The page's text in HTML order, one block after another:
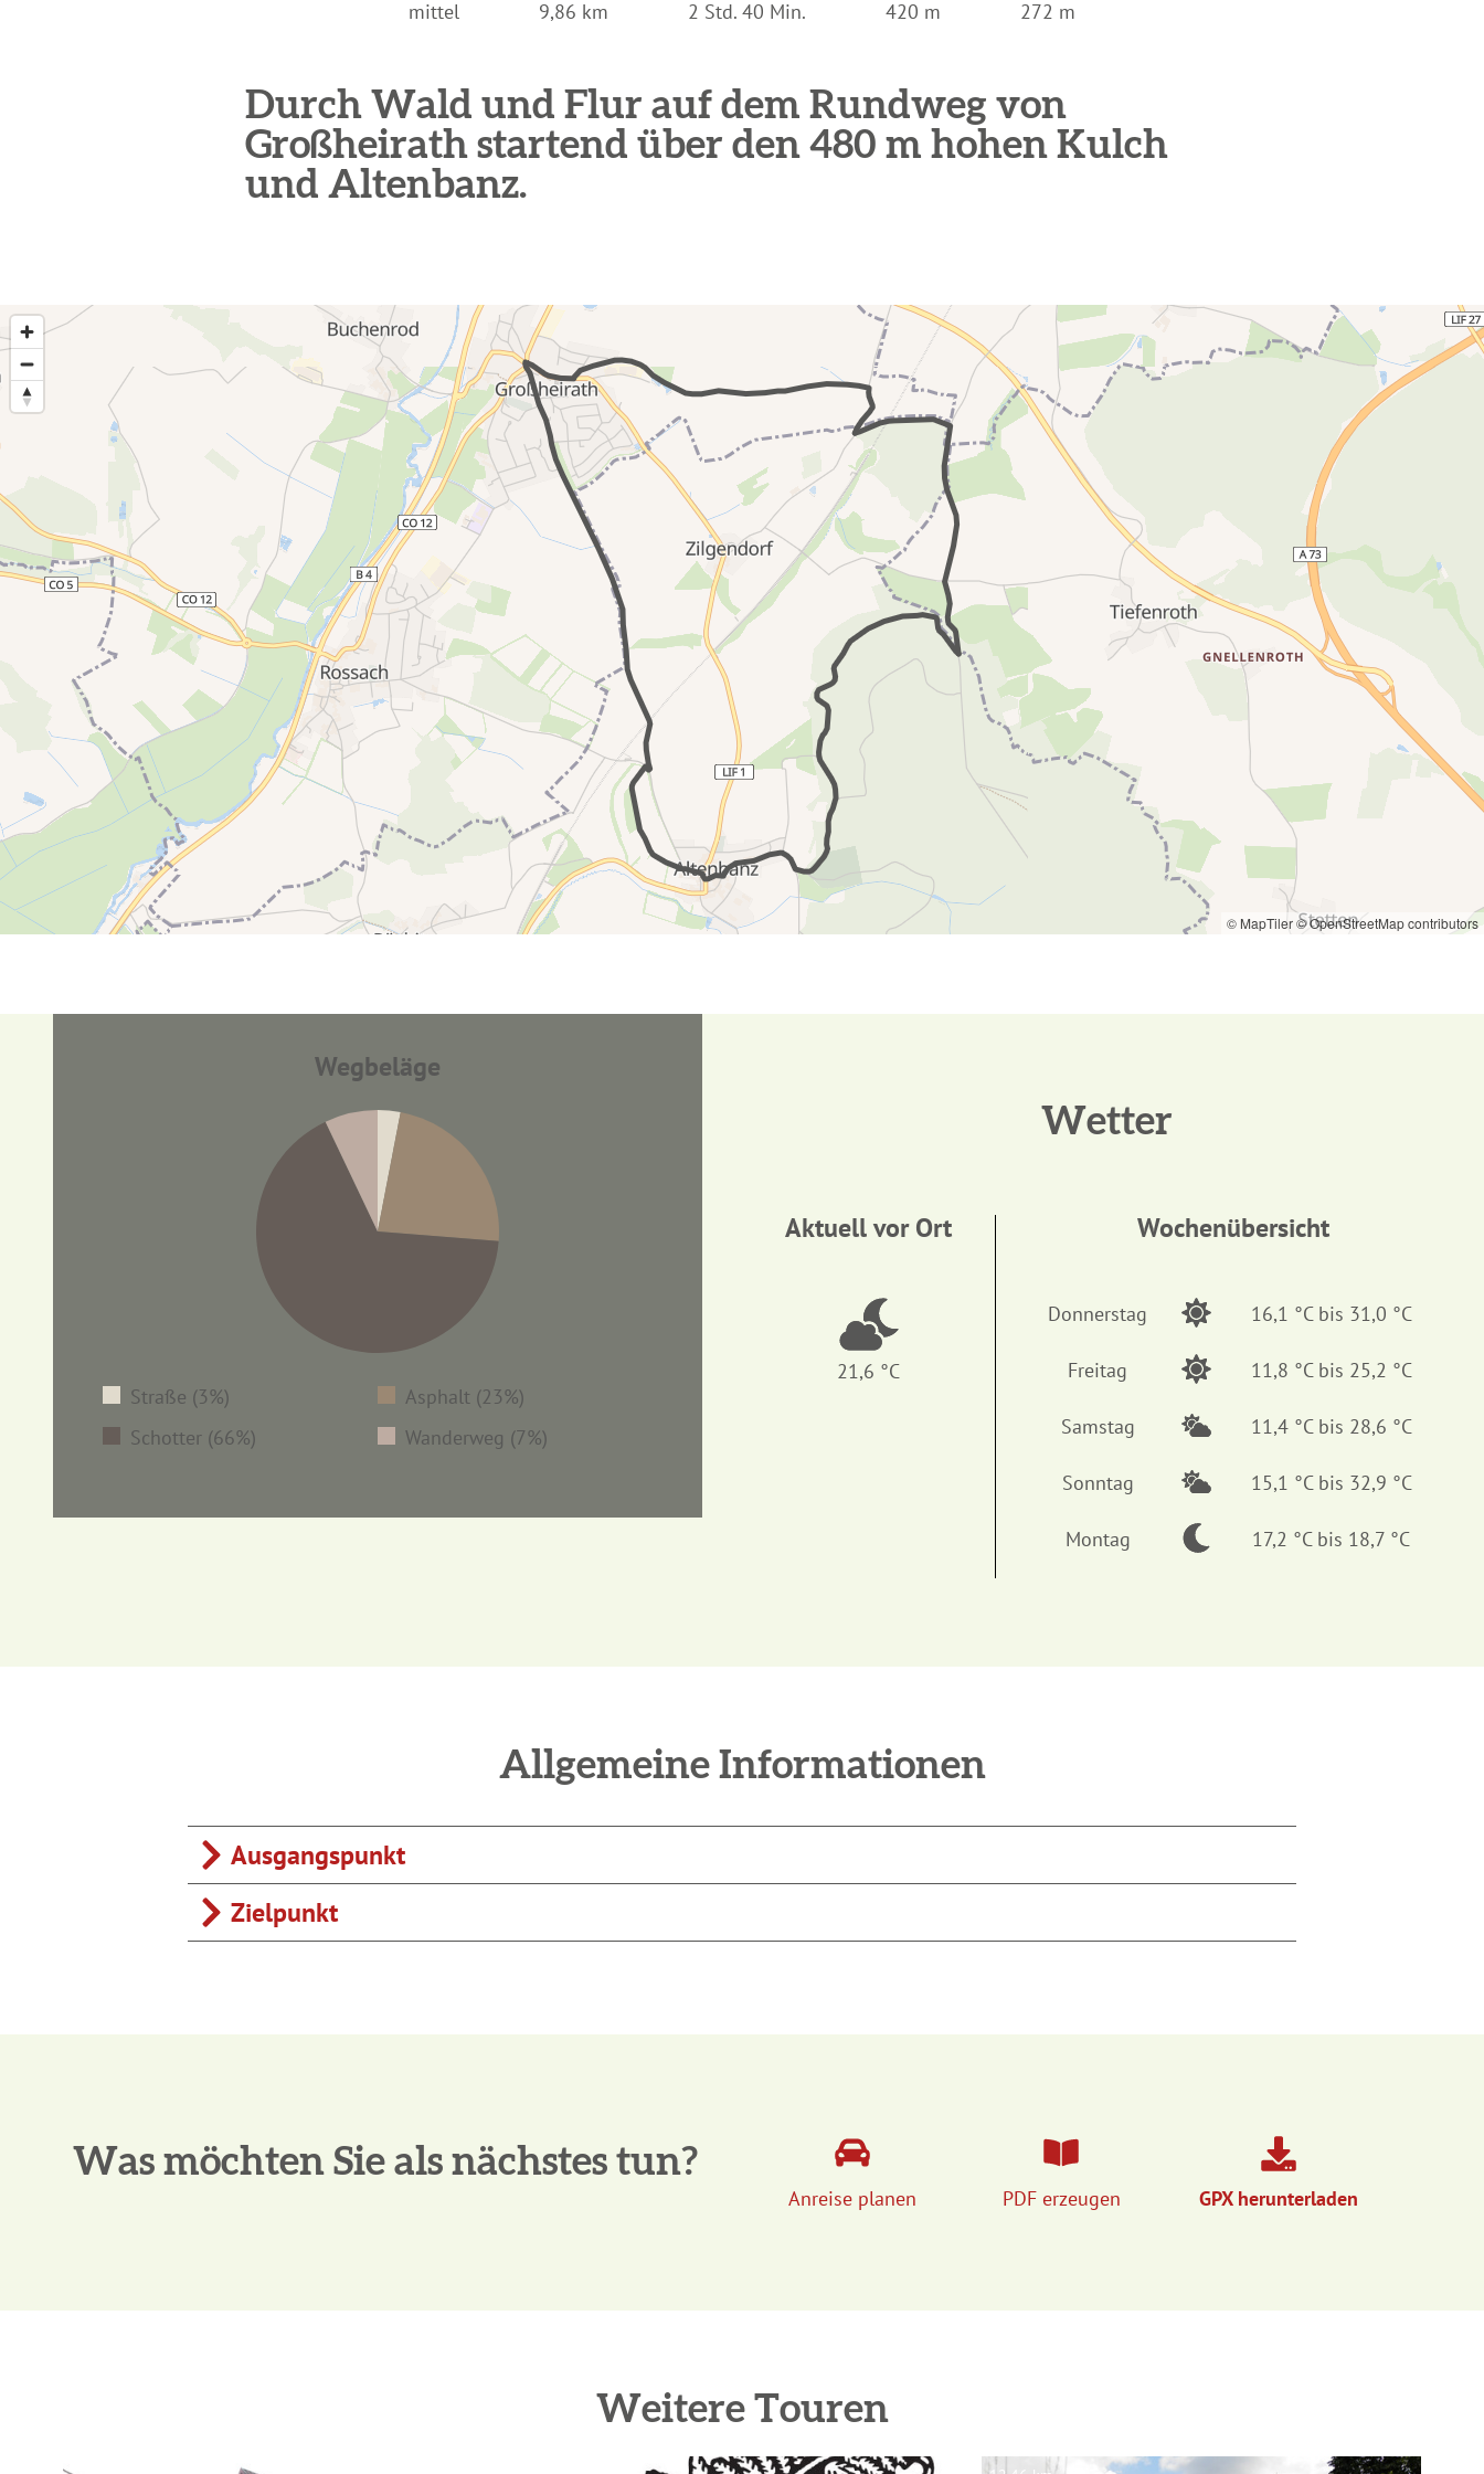
mittel 9,86 km 2 Std. 40 Min. 420 m 272 m
Durch Wald und Flur auf dem Rundweg von
Großheirath startend über den 480 m hohen Kulch
und Altenbanz.
© MapTiler© OpenStreetMap contributors
2 km
3 km 5 km 6 km 8 km
10 km
Wegbeläge
Wanderweg (7%)
Wetter
Wochenübersicht
Ausgangspunkt